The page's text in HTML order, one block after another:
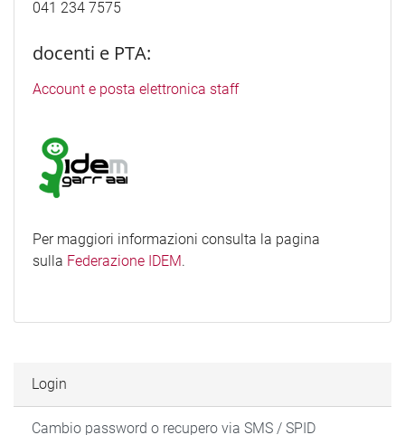
041 234 7575
docenti e PTA:
Account e posta elettronica staff
Per maggiori informazioni consulta la pagina
sulla Federazione IDEM.
Login
Cambio password o recupero via SMS / SPID